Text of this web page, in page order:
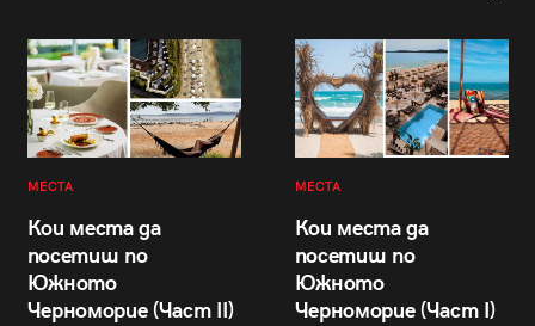
МЕСТА
Кои места да
посетиш по
Южното
Черноморие (Част II)
МЕСТА
Кои места да
посетиш по
Южното
Черноморие (Част I)